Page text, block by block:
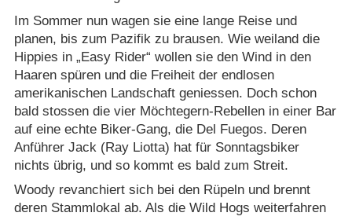
Im Sommer nun wagen sie eine lange Reise und
planen, bis zum Pazifik zu brausen. Wie weiland die
Hippies in „Easy Rider“ wollen sie den Wind in den
Haaren spüren und die Freiheit der endlosen
amerikanischen Landschaft geniessen. Doch schon
bald stossen die vier Möchtegern-Rebellen in einer Bar
auf eine echte Biker-Gang, die Del Fuegos. Deren
Anführer Jack (Ray Liotta) hat für Sonntagsbiker
nichts übrig, und so kommt es bald zum Streit.
Woody revanchiert sich bei den Rüpeln und brennt
deren Stammlokal ab. Als die Wild Hogs weiterfahren